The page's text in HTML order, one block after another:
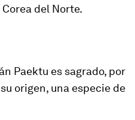
del Norte.
Paektu es sagrado, por
origen, una especie de